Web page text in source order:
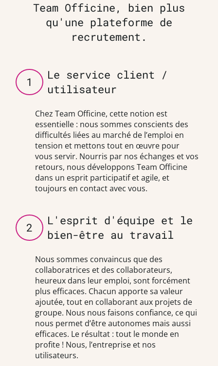
Team Officine, bien plus
qu'une plateforme de
recrutement.
1
Le service client /
utilisateur
Chez Team Officine, cette notion est
essentielle : nous sommes conscients des
difficultés liées au marché de l’emploi en
tension et mettons tout en œuvre pour
vous servir. Nourris par nos échanges et vos
retours, nous développons Team Officine
dans un esprit participatif et agile, et
toujours en contact avec vous.
2
L'esprit d'équipe et le
bien-être au travail
Nous sommes convaincus que des
collaboratrices et des collaborateurs,
heureux dans leur emploi, sont forcément
plus efficaces. Chacun apporte sa valeur
ajoutée, tout en collaborant aux projets de
groupe. Nous nous faisons confiance, ce qui
nous permet d’être autonomes mais aussi
efficaces. Le résultat : tout le monde en
profite ! Nous, l’entreprise et nos
utilisateurs.